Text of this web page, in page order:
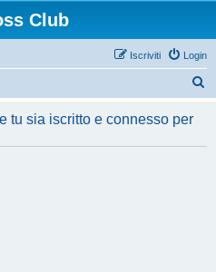
Club
Login
Iscriviti
c
tu sia iscritto e connesso per